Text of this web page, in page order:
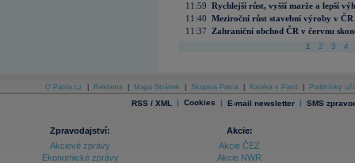
11:59 Rychlejší růst, vyšší marže a lepší
11:40 Meziroční růst stavební výroby v
11:37
Zahraniční obchod ČR v červnu
1 2 3 4
O Patria.cz Reklama Mapa Stránek Skupina Patria Kariéra v Patrii Podmínky
RSS / XML | Cookies | E-mail newsletter | SMS
Zpravodajství:
Akciové zprávy
Ekonomické zprávy
Akcie:
Akcie ČEZ
Akcie NWR